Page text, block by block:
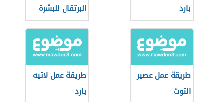
بارد
البرتقال للبشرة
طريقة عمل عصير
التوت
طريقة عمل لاتيه
بارد